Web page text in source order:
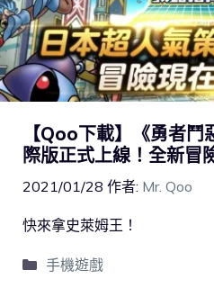
【Qoo下載】《勇者
際版正式上線！全新冒
2021/01/28 作者: Mr. Qoo
快來拿史萊姆王！
手機遊戲